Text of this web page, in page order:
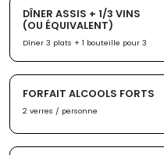
DÎNER ASSIS + 1/3 VINS
(OU ÉQUIVALENT)
Dîner 3 plats + 1 bouteille pour 3
FORFAIT ALCOOLS FORTS
2 verres / personne